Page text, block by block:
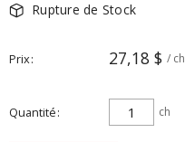
Rupture de Stock
Prix 27,18 $ / ch
Quantité ch